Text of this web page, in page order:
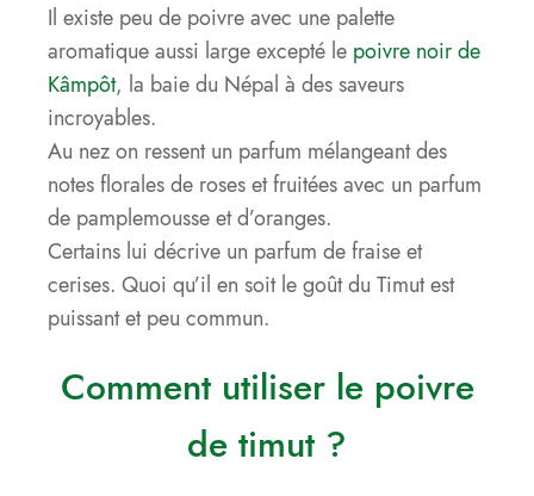
Il existe peu de poivre avec une palette
aromatique aussi large excepté le poivre noir de
Kâmpôt, la baie du Népal à des saveurs
incroyables.
Au nez on ressent un parfum mélangeant des
notes florales de roses et fruitées avec un parfum
de pamplemousse et d’oranges.
Certains lui décrive un parfum de fraise et
cerises. Quoi qu’il en soit le goût du Timut est
puissant et peu commun.
Comment utiliser le poivre
de timut ?